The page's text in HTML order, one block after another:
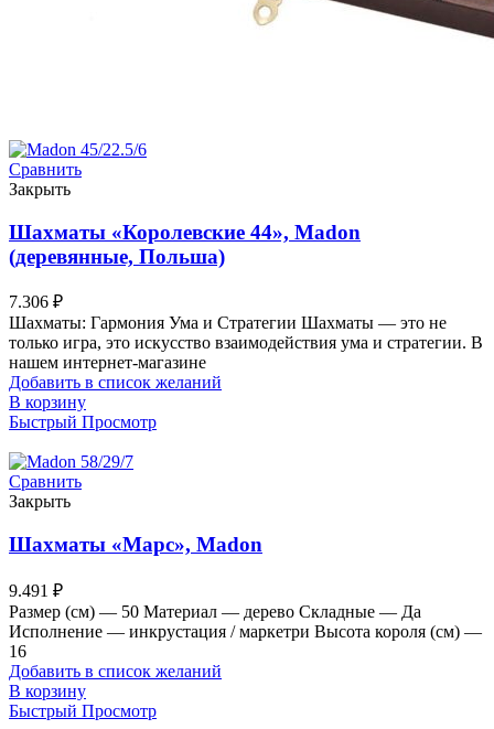
Сравнить
Закрыть
Шахматы «Королевские 44», Madon
(деревянные, Польша)
7.306 ₽
Шахматы: Гармония Ума и Стратегии Шахматы — это не
только игра, это искусство взаимодействия ума и стратегии. В
нашем интернет-магазине
Добавить в список желаний
В корзину
Быстрый Просмотр
Сравнить
Закрыть
Шахматы «Марс», Madon
9.491 ₽
Размер (см) — 50 Материал — дерево Складные — Да
Исполнение — инкрустация / маркетри Высота короля (см) —
16
Добавить в список желаний
В корзину
Быстрый Просмотр